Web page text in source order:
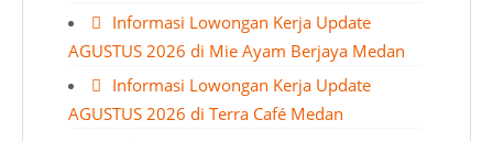
Informasi Lowongan Kerja Update
AGUSTUS 2026 di Mie Ayam Berjaya Medan
Informasi Lowongan Kerja Update
AGUSTUS 2026 di Terra Café Medan